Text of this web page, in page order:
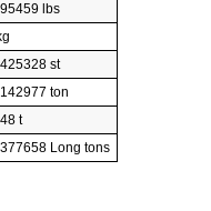
lbs
st
ton
t
Long tons